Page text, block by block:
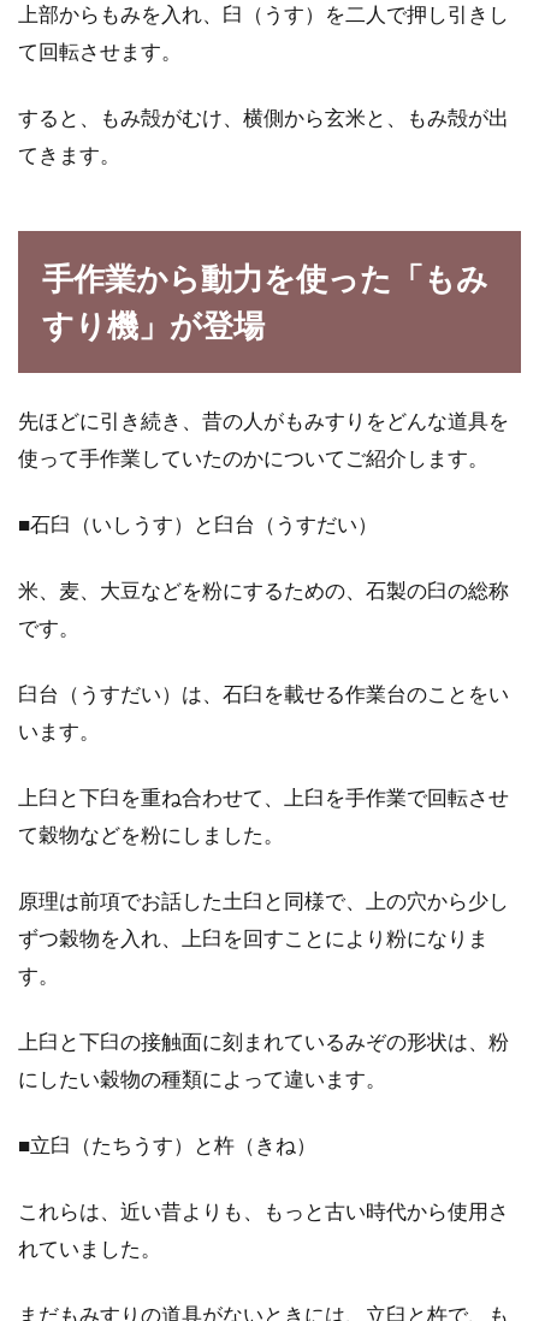
り組み＆海外への展開
味料として多くの人に使われています。国内の
家庭菜園にチャレンジしてみよう！
スイカの立体栽培のやり方
方って多...
上部からもみを入れ、臼（うす）を二人で押し引きし
て回転させます。
すると、もみ殻がむけ、横側から玄米と、もみ殻が出
てきます。
手作業から動力を使った「もみ
すり機」が登場
先ほどに引き続き、昔の人がもみすりをどんな道具を
使って手作業していたのかについてご紹介します。
■石臼（いしうす）と臼台（うすだい）
米、麦、大豆などを粉にするための、石製の臼の総称
です。
臼台（うすだい）は、石臼を載せる作業台のことをい
います。
上臼と下臼を重ね合わせて、上臼を手作業で回転させ
て穀物などを粉にしました。
原理は前項でお話した土臼と同様で、上の穴から少し
ずつ穀物を入れ、上臼を回すことにより粉になりま
す。
上臼と下臼の接触面に刻まれているみぞの形状は、粉
にしたい穀物の種類によって違います。
■立臼（たちうす）と杵（きね）
これらは、近い昔よりも、もっと古い時代から使用さ
れていました。
まだもみすりの道具がないときには、立臼と杵で、も